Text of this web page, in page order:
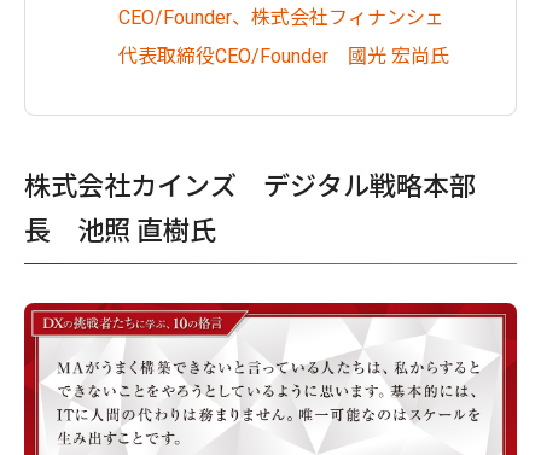
CEO/Founder、株式会社フィナンシェ
代表取締役CEO/Founder 國光 宏尚氏
株式会社カインズ デジタル戦略本部
長 池照 直樹氏